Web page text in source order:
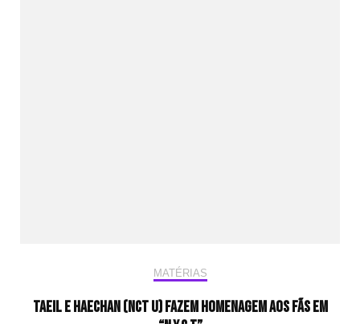
MATÉRIAS
Taeil e Haechan (NCT U) fazem homenagem aos fãs em